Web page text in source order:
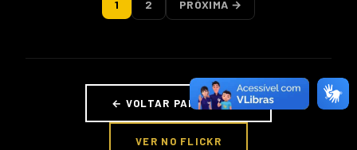
1 2 PRÓXIMA →
← VOLTAR PARA FOTOS
VER NO FLICKR